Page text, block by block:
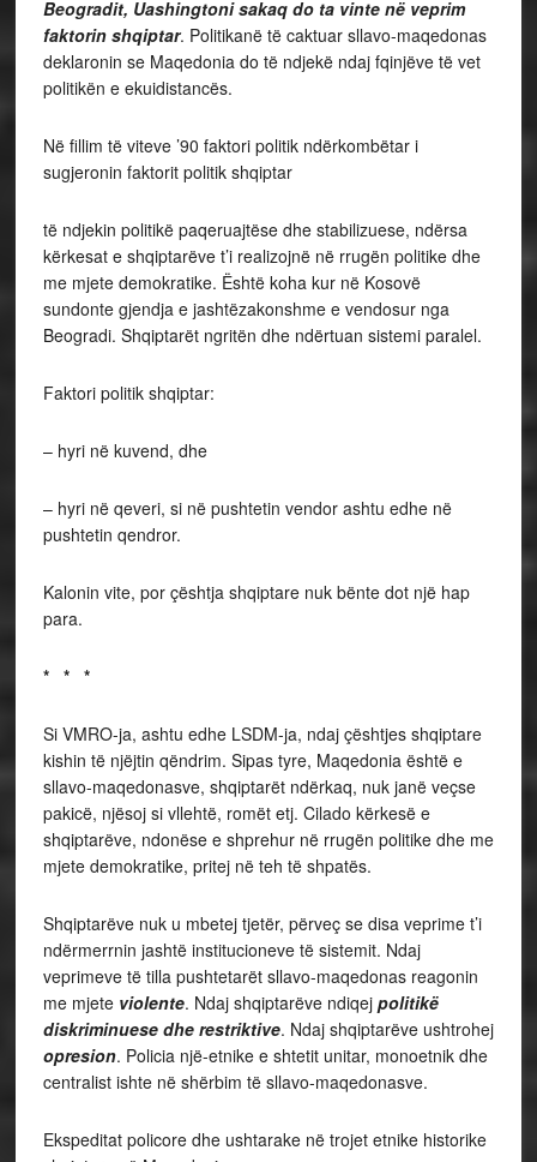
Beogradit, Uashingtoni sakaq do ta vinte në veprim
faktorin shqiptar. Politikanë të caktuar sllavo-maqedonas
deklaronin se Maqedonia do të ndjekë ndaj fqinjëve të vet
politikën e ekuidistancës.
Në fillim të viteve ’90 faktori politik ndërkombëtar i
sugjeronin faktorit politik shqiptar
të ndjekin politikë paqeruajtëse dhe stabilizuese, ndërsa
kërkesat e shqiptarëve t’i realizojnë në rrugën politike dhe
me mjete demokratike. Është koha kur në Kosovë
sundonte gjendja e jashtëzakonshme e vendosur nga
Beogradi. Shqiptarët ngritën dhe ndërtuan sistemi paralel.
Faktori politik shqiptar:
– hyri në kuvend, dhe
– hyri në qeveri, si në pushtetin vendor ashtu edhe në
pushtetin qendror.
Kalonin vite, por çështja shqiptare nuk bënte dot një hap
para.
* * *
Si VMRO-ja, ashtu edhe LSDM-ja, ndaj çështjes shqiptare
kishin të njëjtin qëndrim. Sipas tyre, Maqedonia është e
sllavo-maqedonasve, shqiptarët ndërkaq, nuk janë veçse
pakicë, njësoj si vllehtë, romët etj. Cilado kërkesë e
shqiptarëve, ndonëse e shprehur në rrugën politike dhe me
mjete demokratike, pritej në teh të shpatës.
Shqiptarëve nuk u mbetej tjetër, përveç se disa veprime t’i
ndërmerrnin jashtë institucioneve të sistemit. Ndaj
veprimeve të tilla pushtetarët sllavo-maqedonas reagonin
me mjete violente. Ndaj shqiptarëve ndiqej politikë
diskriminuese dhe restriktive. Ndaj shqiptarëve ushtrohej
opresion. Policia një-etnike e shtetit unitar, monoetnik dhe
centralist ishte në shërbim të sllavo-maqedonasve.
Ekspeditat policore dhe ushtarake në trojet etnike historike